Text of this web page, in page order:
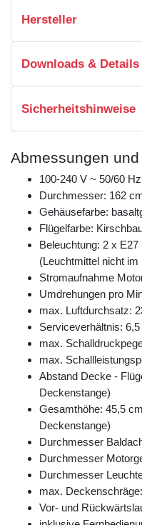
Hersteller
Downloads & Details
Sicherheitshinweise
Abmessungen
100-240 V ~ 50/60 Hz
Durchmesser: 162
Gehäusefarbe:
Flügelfarbe:
Beleuchtung: 2 x
(Leuchtmittel nicht im
Stromaufnahme
Umdrehungen pro
max. Luftdurchsatz:
Serviceverhältnis:
max.
max.
Abstand Decke -
Deckenstange)
Gesamthöhe: 45,5
Deckenstange)
Durchmesser
Durchmesser
Durchmesser
max.
Vor- und